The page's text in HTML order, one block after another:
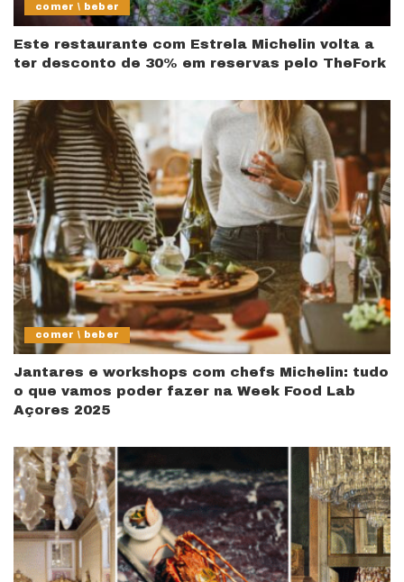
comer \ beber
Este restaurante com Estrela Michelin volta a
ter desconto de 30% em reservas pelo TheFork
comer \ beber
Jantares e workshops com chefs Michelin: tudo
o que vamos poder fazer na Week Food Lab
Açores 2025